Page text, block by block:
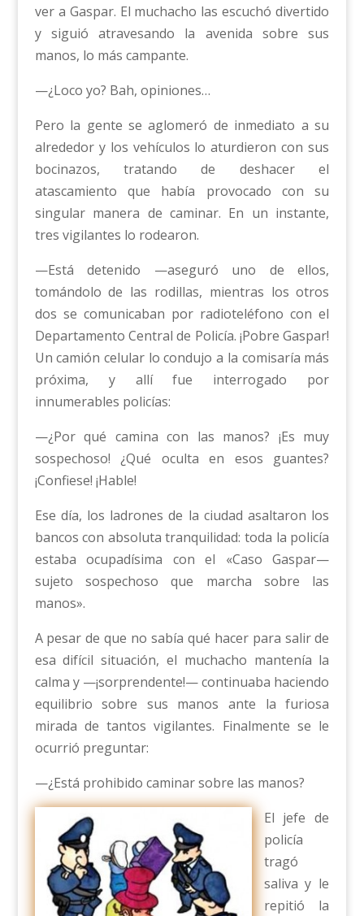
ver a Gaspar. El muchacho las escuchó divertido
y siguió atravesando la avenida sobre sus
manos, lo más campante.
—¿Loco yo? Bah, opiniones…
Pero la gente se aglomeró de inmediato a su
alrededor y los vehículos lo aturdieron con sus
bocinazos, tratando de deshacer el
atascamiento que había provocado con su
singular manera de caminar. En un instante,
tres vigilantes lo rodearon.
—Está detenido —aseguró uno de ellos,
tomándolo de las rodillas, mientras los otros
dos se comunicaban por radioteléfono con el
Departamento Central de Policía. ¡Pobre Gaspar!
Un camión celular lo condujo a la comisaría más
próxima, y allí fue interrogado por
innumerables policías:
—¿Por qué camina con las manos? ¡Es muy
sospechoso! ¿Qué oculta en esos guantes?
¡Confiese! ¡Hable!
Ese día, los ladrones de la ciudad asaltaron los
bancos con absoluta tranquilidad: toda la policía
estaba ocupadísima con el «Caso Gaspar—
sujeto sospechoso que marcha sobre las
manos».
A pesar de que no sabía qué hacer para salir de
esa difícil situación, el muchacho mantenía la
calma y —¡sorprendente!— continuaba haciendo
equilibrio sobre sus manos ante la furiosa
mirada de tantos vigilantes. Finalmente se le
ocurrió preguntar:
—¿Está prohibido caminar sobre las manos?
El jefe de
policía
tragó
saliva y le
repitió la